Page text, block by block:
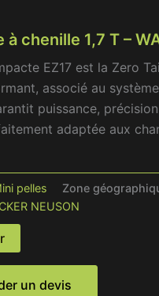
chenille 1,7 T –
EZ17 est la Zero
associé au
puissance,
adaptée aux
pelles Zone
NEUSON
un devis